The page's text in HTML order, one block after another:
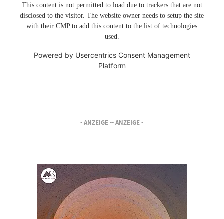
This content is not permitted to load due to trackers that are not
disclosed to the visitor. The website owner needs to setup the site
with their CMP to add this content to the list of technologies
used.
Powered by Usercentrics Consent Management
Platform
- ANZEIGE -- ANZEIGE -